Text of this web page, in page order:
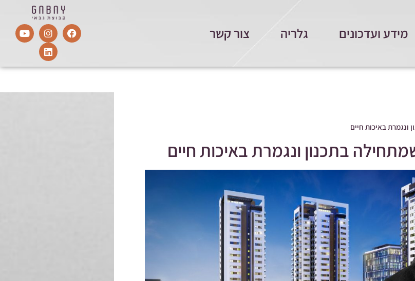
מידע ועדכונים גלריה צור קשר
ונגמרת באיכות חיים
בתכנון ונגמרת באיכות חיים